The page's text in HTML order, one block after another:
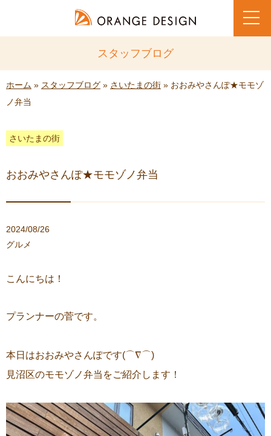
スタッフブログ
ホーム » スタッフブログ » さいたまの街 » おおみやさんぽ★モモゾ
ノ弁当
さいたまの街
おおみやさんぽ★モモゾノ弁当
2024/08/26
グルメ
こんにちは！
プランナーの菅です。
本日はおおみやさんぽです(⌒∇⌒)
見沼区のモモゾノ弁当をご紹介します！